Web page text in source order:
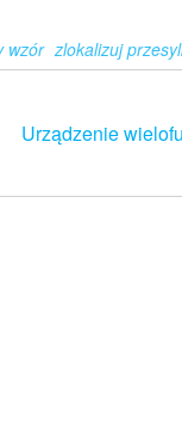
wzór zlokalizuj
Urządzenie